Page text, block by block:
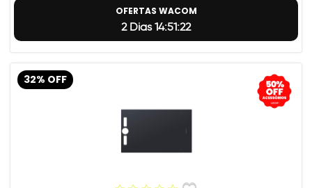
OFERTAS WACOM
2 Dias 14:51:22
32% OFF